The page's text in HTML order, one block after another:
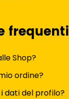
frequenti
Shop?
ordine?
dati del profilo?